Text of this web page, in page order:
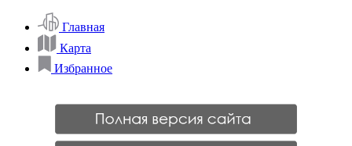
Главная
Карта
Избранное